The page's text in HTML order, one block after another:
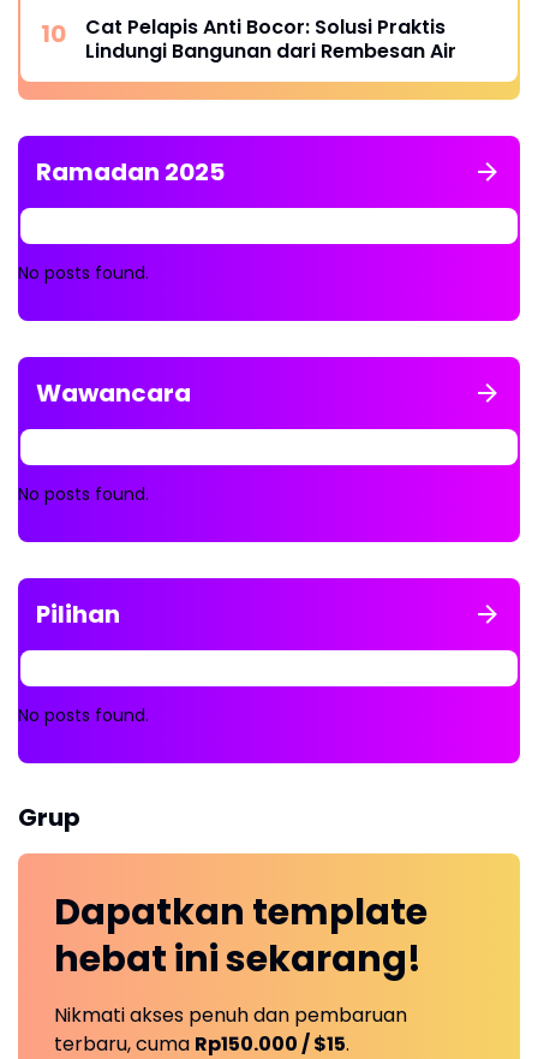
Cat Pelapis Anti Bocor: Solusi Praktis
Lindungi Bangunan dari Rembesan Air
Ramadan 2025
No posts found.
Wawancara
No posts found.
Pilihan
No posts found.
Grup
Dapatkan template
hebat inisekarang!
Nikmati akses penuh dan pembaruan
terbaru, cuma Rp150.000 / $15.